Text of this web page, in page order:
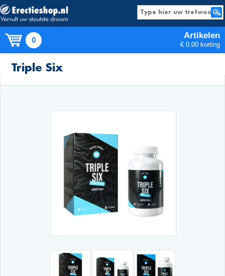
0 Artikelen
€ 0.00 korting
Triple Six